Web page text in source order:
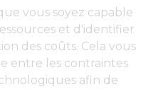
vous soyez capable
et d'identifier
des coûts. Cela vous
entre les contraintes
afin de